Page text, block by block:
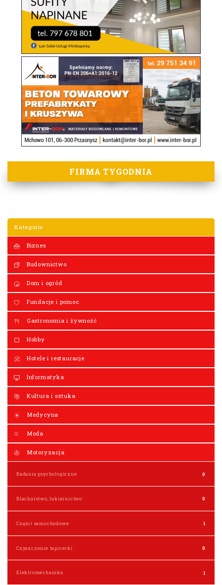
FIRMA TYGODNIA
Kategorie
Biznes
Budownictwo
Dom i ogród
Fundacje i pomoc
Gastronomia i żywność
Hobby
Hotele i restauracje
Informatyka
Kultura i sztuka
Medycyna
Moda
Motoryzacja
Badania psychologiczne 0
Blacharstwo, lakiernictwo 0
Części samochodowe 1
Czyszczenie tapicerki 0
Elektromechanika 1